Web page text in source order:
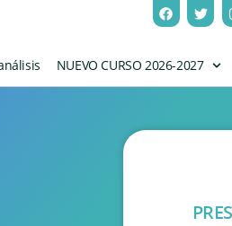
NUEVO CURSO 2026-2027